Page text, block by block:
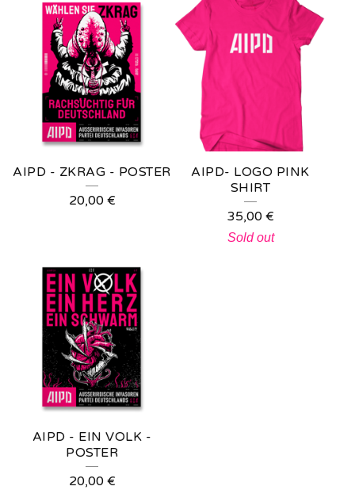
AIPD - ZKRAG - POSTER
20,00 €
AIPD- LOGO PINK
SHIRT
35,00 €
Sold out
AIPD - EIN VOLK -
POSTER
20,00 €